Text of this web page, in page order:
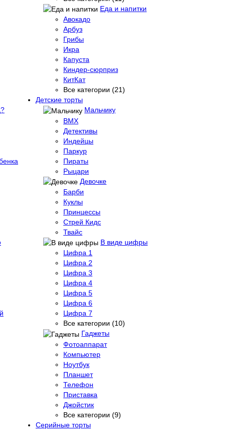
Еда и напитки
Авокадо
Арбуз
Грибы
Икра
Капуста
Киндер-сюрприз
КитКат
Все категории (21)
Детские торты
Мальчику
BMX
Детективы
Индейцы
Паркур
Пираты
Рыцари
Девочке
Барби
Куклы
Принцессы
Стрей Кидс
Твайс
В виде цифры
Цифра 1
Цифра 2
Цифра 3
Цифра 4
Цифра 5
Цифра 6
Цифра 7
Все категории (10)
Гаджеты
Фотоаппарат
Компьютер
Ноутбук
Планшет
Телефон
Приставка
Джойстик
Все категории (9)
Серийные торты